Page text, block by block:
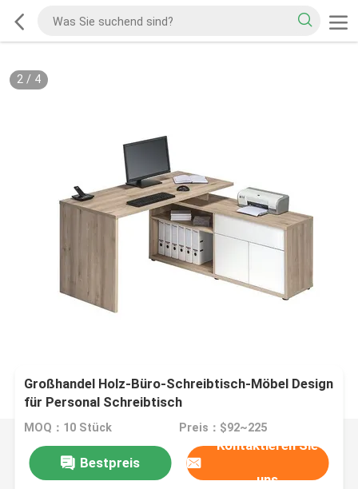
2/ 4
Großhandel Holz-Büro-Schreibtisch-Möbel Design
für Personal Schreibtisch
MOQ：10 Stück Preis：$92~225
Bestpreis
Kontaktieren Sie
uns